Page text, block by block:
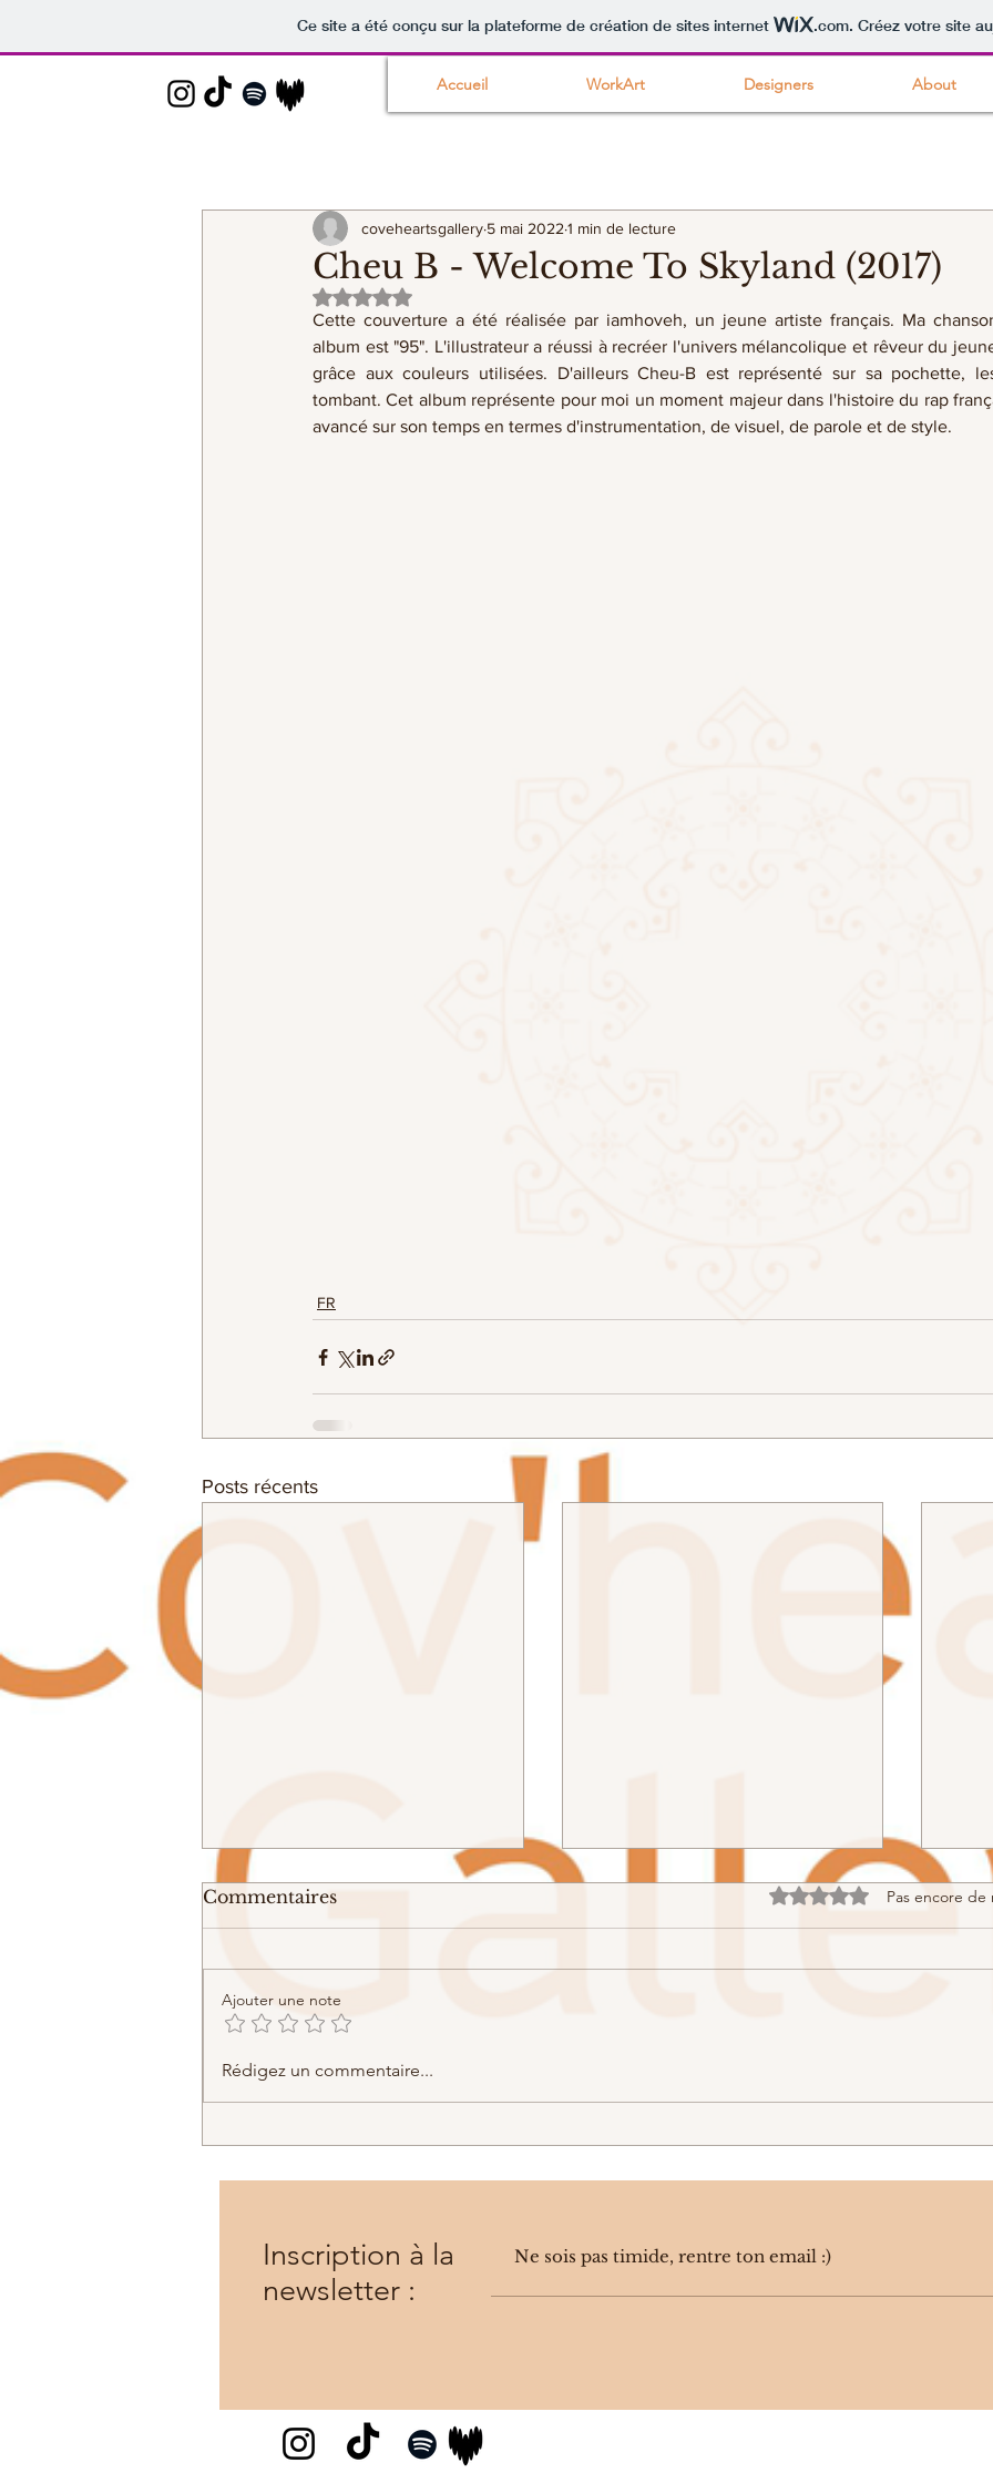
Ce site a été conçu sur la plateforme de création de sites internet .com. Créez votre site
Accueil WorkArt Designers About
Cheu B - Welcome To Skyland (2017)
coveheartsgallery 5 mai 2022 1 min de lecture
Noté NaN étoiles sur 5.
Cette couverture a été réalisée par iamhoveh, un jeune artiste français. Ma
album est "95". L'illustrateur a réussi à recréer l'univers mélancolique et rêveur du
grâce aux couleurs utilisées. D'ailleurs Cheu-B est représenté sur sa pochette,
tombant. Cet album représente pour moi un moment majeur dans l'histoire du rap
avancé sur son temps en termes d'instrumentation, de visuel, de parole et de style.
FR
Posts récents
M.J. - L'Heure d'or (2025)
Commentaires Noté 0 étoile sur 5.Pas encore de
Ajouter une note
Rédigez un commentaire...
Inscription à la
newsletter :